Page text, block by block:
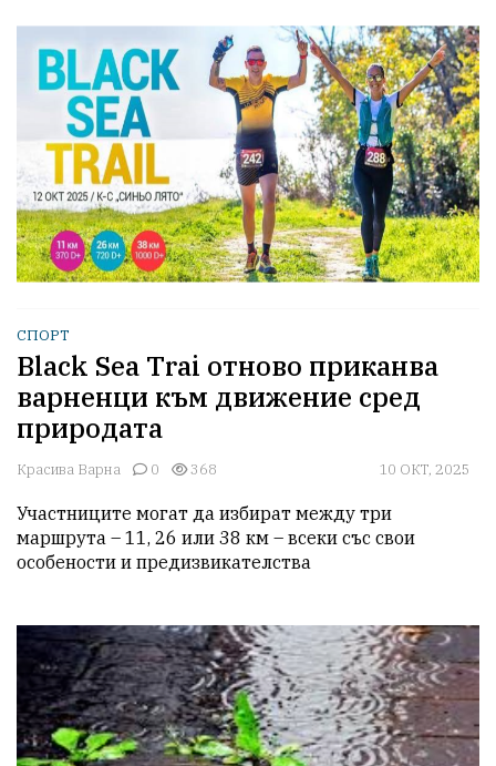
СПОРТ
Black Sea Trai отново приканва
варненци към движение сред
природата
Красива Варна 0 368 10 ОКТ, 2025
Участниците могат да избират между три
маршрута – 11, 26 или 38 км – всеки със свои
особености и предизвикателства